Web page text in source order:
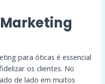
para óticas é essencial
os clientes. No
de lado em muitos